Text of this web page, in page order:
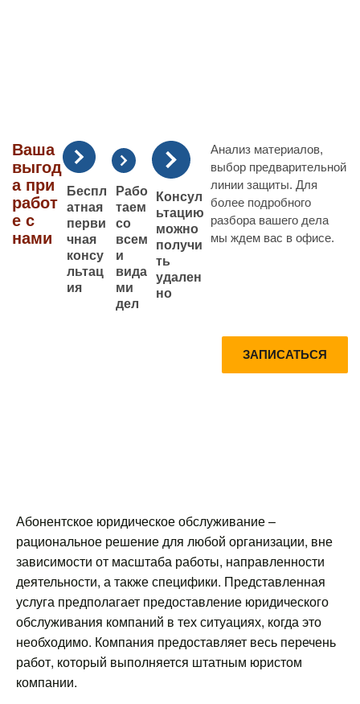
Ваша
выгод
а при
работ
е с
нами
Беспл
атная
перви
чная
консу
льтац
ия
Рабо
таем
со
всем
и
вида
ми
дел
Консул
ьтацию
можно
получи
ть
удален
но
Анализ материалов,
выбор предварительной
линии защиты. Для
более подробного
разбора вашего дела
мы ждем вас в офисе.
ЗАПИСАТЬСЯ
Абонентское юридическое обслуживание –
рациональное решение для любой организации, вне
зависимости от масштаба работы, направленности
деятельности, а также специфики. Представленная
услуга предполагает предоставление юридического
обслуживания компаний в тех ситуациях, когда это
необходимо. Компания предоставляет весь перечень
работ, который выполняется штатным юристом
компании.